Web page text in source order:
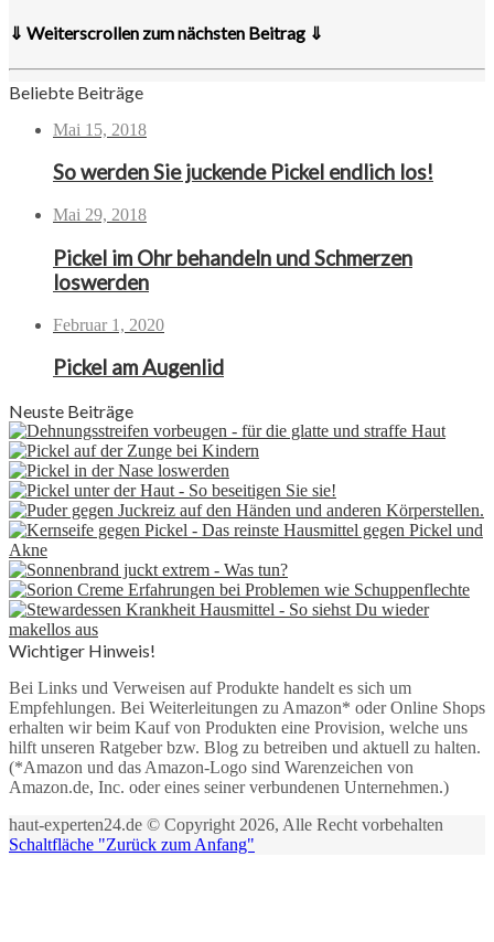
⇓ Weiterscrollen zum nächsten Beitrag ⇓
Beliebte Beiträge
Mai 15, 2018
So werden Sie juckende Pickel endlich los!
Mai 29, 2018
Pickel im Ohr behandeln und Schmerzen
loswerden
Februar 1, 2020
Pickel am Augenlid
Neuste Beiträge
Wichtiger Hinweis!
Bei Links und Verweisen auf Produkte handelt es sich um
Empfehlungen. Bei Weiterleitungen zu Amazon* oder Online Shops
erhalten wir beim Kauf von Produkten eine Provision, welche uns
hilft unseren Ratgeber bzw. Blog zu betreiben und aktuell zu halten.
(*Amazon und das Amazon-Logo sind Warenzeichen von
Amazon.de, Inc. oder eines seiner verbundenen Unternehmen.)
haut-experten24.de © Copyright 2026, Alle Recht vorbehalten
Schaltfläche "Zurück zum Anfang"